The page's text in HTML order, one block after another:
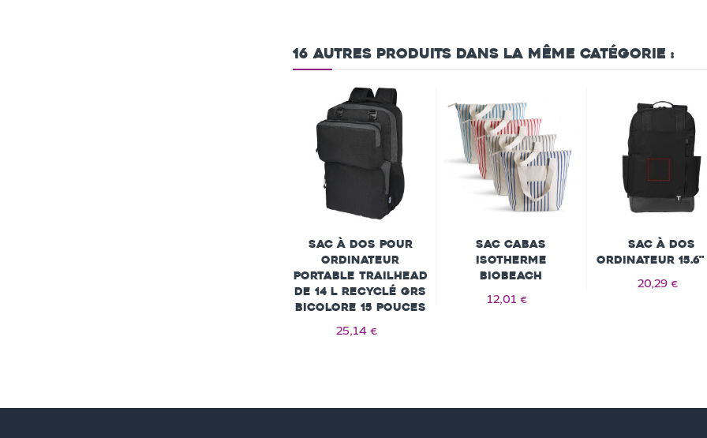
16 autres produits dans la même catégorie :
Sac à dos pour
ordinateur
portable Trailhead
de 14 L recyclé GRS
bicolore 15 pouces
25,14 €
Sac cabas
isotherme
BIOBEACH
12,01 €
Sac à dos
ordinateur 15.6"
20,29 €